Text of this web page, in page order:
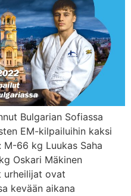
Bulgarian Sofiassa
EM-kilpailuihin kaksi
M-66 kg Luukas Saha
Oskari Mäkinen
urheilijat ovat
kevään aikana